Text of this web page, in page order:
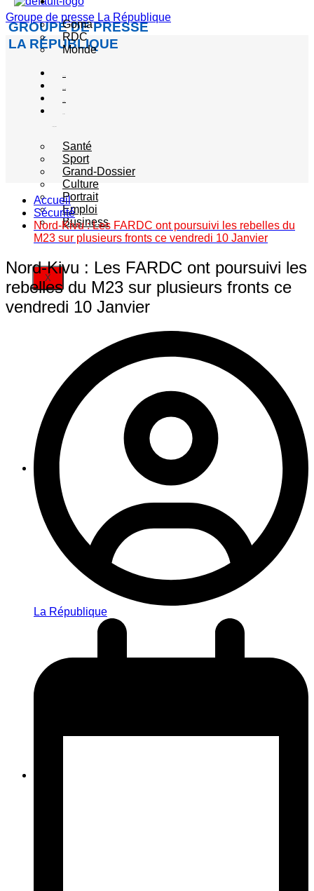
Groupe de presse La République
GROUPE DE PRESSE
LA RÉPUBLIQUE
Goma
RDC
Monde
Santé
Sport
Grand-Dossier
Culture
Portrait
Emploi
Business
X
Accueil
Sécurité
Nord-Kivu : Les FARDC ont poursuivi les rebelles du
M23 sur plusieurs fronts ce vendredi 10 Janvier
Nord-Kivu : Les FARDC ont poursuivi les
rebelles du M23 sur plusieurs fronts ce
vendredi 10 Janvier
La République